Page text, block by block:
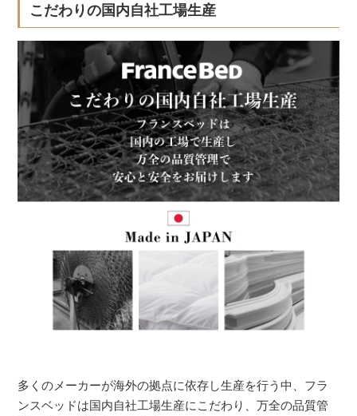
こだわりの国内自社工場生産
多くのメーカーが海外の拠点に依存し生産を行う中、フラ
ンスベッドは国内自社工場生産にこだわり、万全の品質管